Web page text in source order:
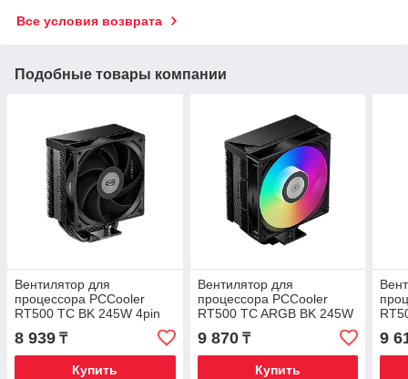
Все условия возврата
Подобные товары компании
Вентилятор для
процессора PCCooler
RT500 TC BK 245W 4pin
1851/1700/1200/115X/AM5/AM4
Черный
8 939 ₸
Купить
Вентилятор для
процессора PCCooler
RT500 TC ARGB BK 245W
1851/1700/1200/115X/AM5/AM4
Черный
9 870₸
Купить
9